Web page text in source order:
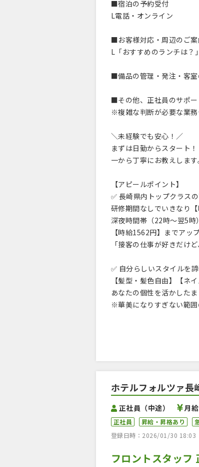
■宿泊の予約受付
L電話・オンライン
■お客様対応・周辺のご案
L「おすすめのランチは？
■備品の管理・発注・客室
■その他、正社員のサポー
※複雑な判断が必要な業務
＼未経験でも安心！／
まずは日勤からスタート！
一から丁寧にお教えします
【アピールポイント】
✅ 長崎県内トップクラス
研修期間なしでいきなり
深夜時間帯（22時～翌5時
【時給1562円】までアッ
「接客の仕事が好きだけ
✅ 自分らしいスタイルを
【髪型・髪色自由】【ネ
あなたの個性を活かした
※華美になりすぎない範囲
ホテルフォルツァ長
正社員（中途） 月
正社員 昇給・昇格あり
登録日時：2026/01/30 18:03
フロントスタッフ